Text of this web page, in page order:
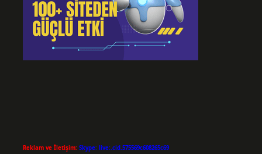
Reklam ve İletişim: Skype: live:.cid.575569c608265c69